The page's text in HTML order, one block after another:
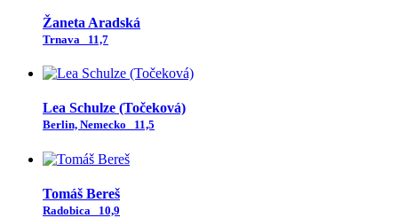
Žaneta Aradská
Trnava 11,7
Lea Schulze (Točeková)
Berlin, Nemecko 11,5
Tomáš Bereš
Radobica 10,9